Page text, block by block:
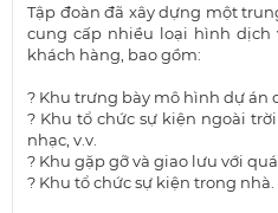
Tập đoàn đã xây dựng một
cung cấp nhiều loại hình
khách hàng, bao gồm:
? Khu trưng bày mô hình dự án
? Khu tổ chức sự kiện ngoài
nhạc, v.v.
? Khu gặp gỡ và giao lưu với
? Khu tổ chức sự kiện trong nhà.